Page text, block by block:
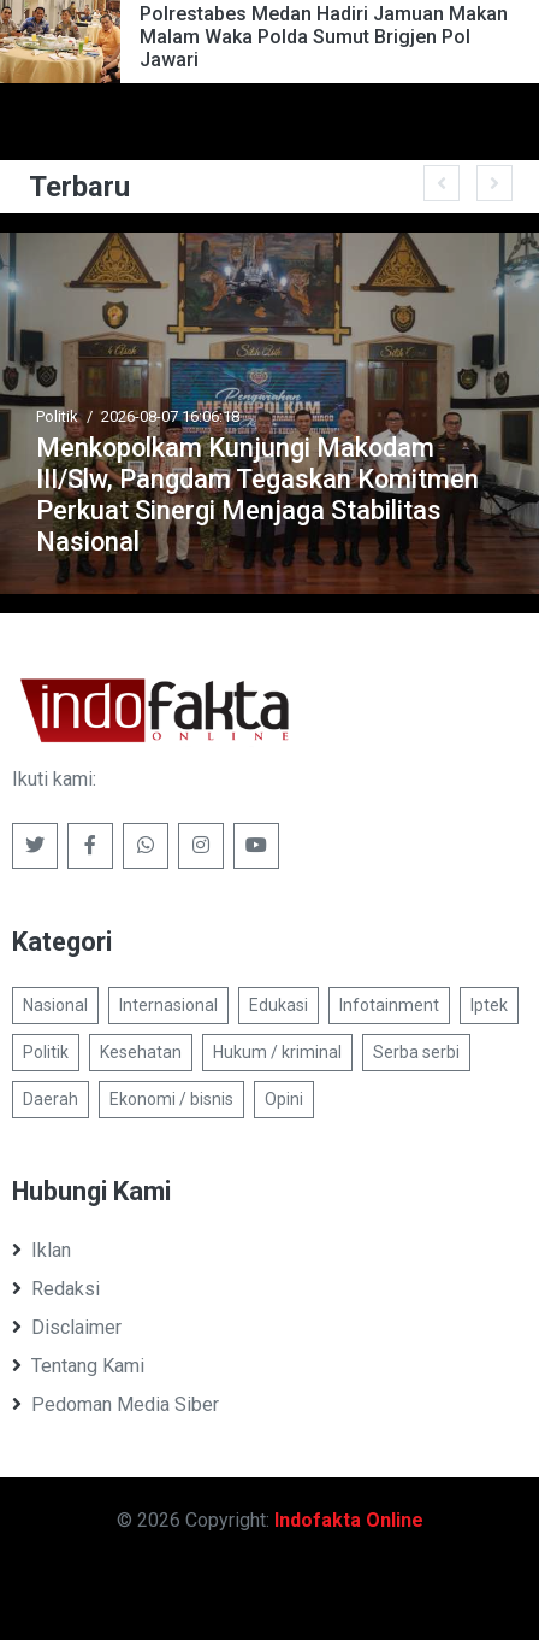
Polrestabes Medan Hadiri Jamuan Makan
Malam Waka Polda Sumut Brigjen Pol
Jawari
Terbaru
Politik / 2026-08-07 16:06:18
Menkopolkam Kunjungi Makodam
III/Slw, Pangdam Tegaskan Komitmen
Perkuat Sinergi Menjaga Stabilitas
Nasional
Ikuti kami:
Kategori
Nasional Internasional Edukasi Infotainment Iptek
Politik Kesehatan Hukum / kriminal Serba serbi
Daerah Ekonomi / bisnis Opini
Hubungi Kami
Iklan
Redaksi
Disclaimer
Tentang Kami
Pedoman Media Siber
© 2026 Copyright: Indofakta Online